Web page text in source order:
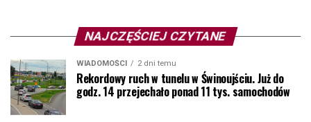
NAJCZĘŚCIEJ CZYTANE
WIADOMOŚCI 2 dni temu
Rekordowy ruch w tunelu w Świnoujściu. Już do
godz. 14 przejechało ponad 11 tys. samochodów